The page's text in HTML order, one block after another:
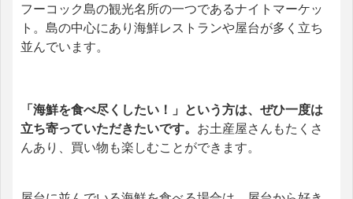
フーコック島の観光名所の一つであるナイトマーケッ
ト。島の中心にあり海鮮レストランや屋台が多く立ち
並んでいます。
「海鮮を食べ尽くしたい！」という方は、ぜひ一度は
立ち寄っていただきたいです。 お土産屋さんもたくさ
んあり、買い物も楽しむことができます。